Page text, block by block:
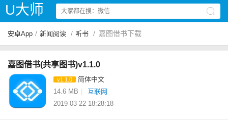
U大师
安卓App / 新闻阅读 / 听书 / 嘉图借书下载
嘉图借书(共享图书)v1.1.0
v1.1.0
简体中文
14.6 MB
互联网
2019-03-22 18:28:18